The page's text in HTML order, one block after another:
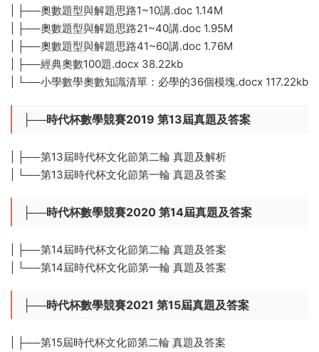
| ├──奧數題型與解題思路1~10講.doc 1.14M
| ├──奧數題型與解題思路21~40講.doc 1.95M
| ├──奧數題型與解題思路41~60講.doc 1.76M
| ├──經典奧數100題.docx 38.22kb
| └──小學數學奧數知識清單：必學的36個模塊.docx 117.22kb
├──時代杯數學競賽2019 第13屆真題及答案
| ├──第13屆時代杯文化節第二輪 真題及解析
| └──第13屆時代杯文化節第一輪 真題及答案
├──時代杯數學競賽2020 第14屆真題及答案
| ├──第14屆時代杯文化節第二輪 真題及答案
| └──第14屆時代杯文化節第一輪 真題及答案
├──時代杯數學競賽2021 第15屆真題及答案
| ├──第15屆時代杯文化節第二輪 真題及答案